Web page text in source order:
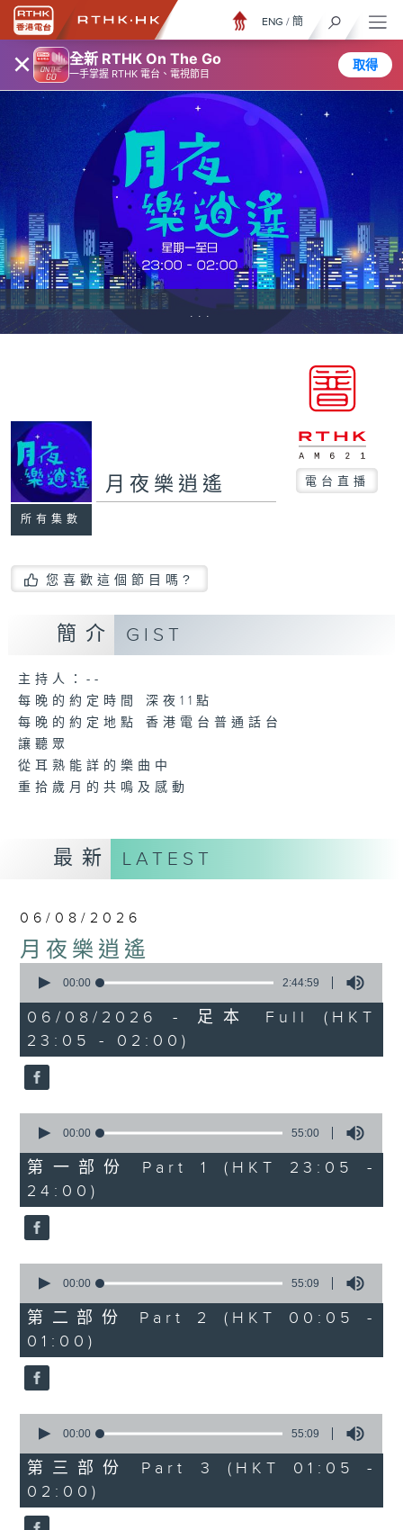
× 全新 RTHK On The Go
一手掌握 RTHK 電台、電視節目
取得
ENG / 簡
...
所有集數
月夜樂逍遙 電台直播
您喜歡這個節目嗎?
簡介 GIST
主持人：--
每晚的約定時間 深夜11點
每晚的約定地點 香港電台普通話台
讓聽眾
從耳熟能詳的樂曲中
重拾歲月的共鳴及感動
最新 LATEST
06/08/2026
月夜樂逍遙
seconds
2
hours,
44
minutes,
59
seconds
00:00 2:44:59
06/08/2026 - 足本 Full (HKT
23:05 - 02:00)
seconds
55
minutes,
0
seconds
00:00 55:00
第一部份 Part 1 (HKT 23:05 -
24:00)
seconds
55
minutes,
9
seconds
00:00 55:09
第二部份 Part 2 (HKT 00:05 -
01:00)
seconds
55
minutes,
9
seconds
00:00 55:09
第三部份 Part 3 (HKT 01:05 -
02:00)